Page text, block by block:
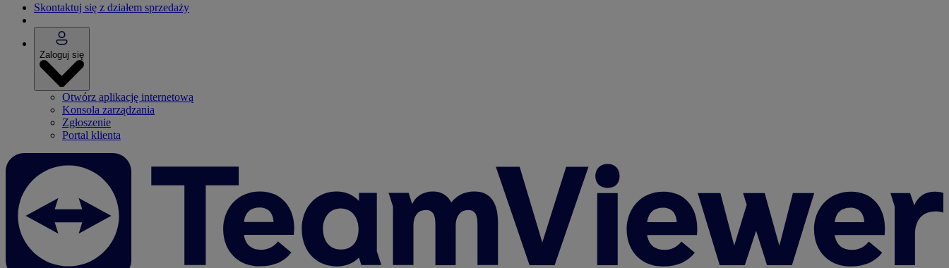
Skontaktuj się z działem sprzedaży
Zaloguj się
Otwórz aplikację internetową
Konsola zarządzania
Zgłoszenie
Portal klienta